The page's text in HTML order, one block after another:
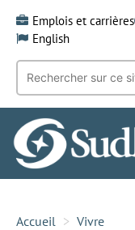
content
Emplois et carrières
English
Recherche
mot-
clé:
Accueil
Vivre